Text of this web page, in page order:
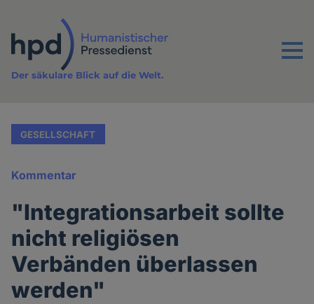
Inhalt
Menu
Der säkulare Blick auf die Welt.
GESELLSCHAFT
Kommentar
"Integrationsarbeit sollte
nicht religiösen
Verbänden überlassen
werden"